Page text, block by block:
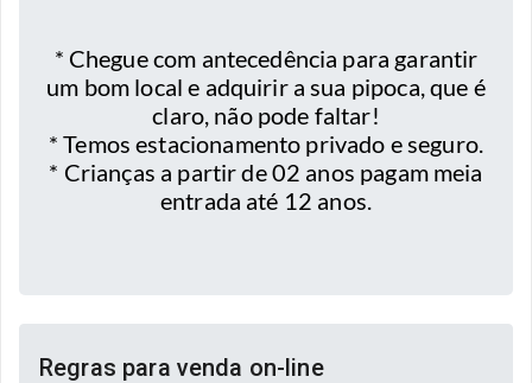
* Chegue com antecedência para garantir
um bom local e adquirir a sua pipoca, que é
claro, não pode faltar!
* Temos estacionamento privado e seguro.
* Crianças a partir de 02 anos pagam meia
entrada até 12 anos.
Regras para venda on-line